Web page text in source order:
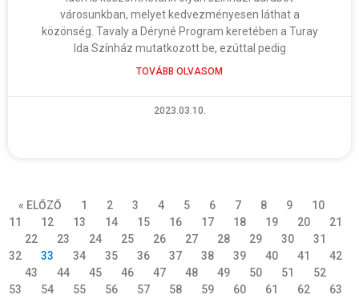
városunkban, melyet kedvezményesen láthat a
közönség. Tavaly a Déryné Program keretében a Turay
Ida Színház mutatkozott be, ezúttal pedig
TOVÁBB OLVASOM
2023.03.10.
« ELŐZŐ 1 2 3 4 5 6 7 8 9
10
11
12 13 14 15 16 17 18 19 20
21
22
23 24 25 26 27 28 29 30
31
32
33 34 35 36 37 38 39 40 41
42
43
44 45 46 47 48 49 50 51
52
53
54 55 56 57 58 59 60 61 62
63